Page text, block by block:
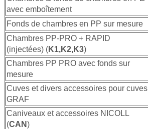
avec emboîtement
Fonds de chambres en PP sur mesure
Chambres PP-PRO + RAPID
(injectées) (K1,K2,K3)
Chambres PP PRO avec fonds sur
mesure
Cuves et divers accessoires pour cuves
GRAF
Caniveaux et accessoires NICOLL
(CAN)